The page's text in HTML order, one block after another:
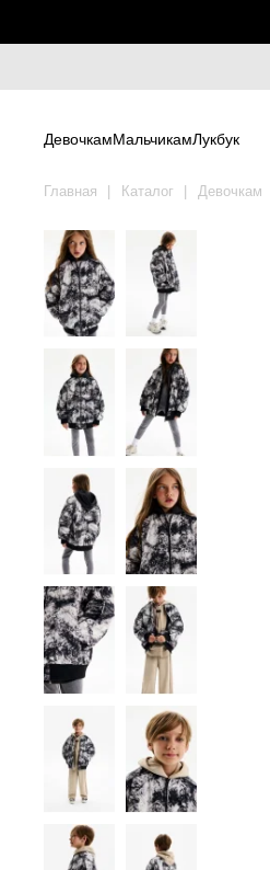
ДевочкамМальчикамЛукбук
Главная Каталог Девочкам